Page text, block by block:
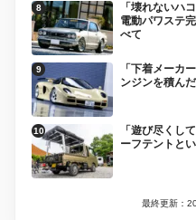
「壊れないハ
電動パワステ
べて
「下着メーカ
ンジンを積ん
「遊び尽くし
ーフテントと
最終更新：